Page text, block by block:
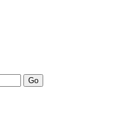
Go